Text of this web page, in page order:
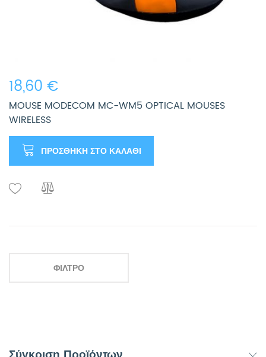
18,60 €
MOUSE MODECOM MC-WM5 OPTICAL MOUSES
WIRELESS
ΠΡΟΣΘΉΚΗ ΣΤΟ ΚΑΛΆΘΙ
ΦΊΛΤΡΟ